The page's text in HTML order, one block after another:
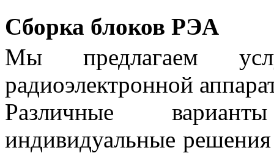
Сборка блоков РЭА
Мы предлагаем
радиоэлектронной
Различные
индивидуальные